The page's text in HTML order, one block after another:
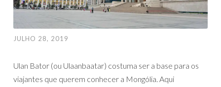
JULHO 28, 2019
Ulan Bator (ou Ulaanbaatar) costuma ser a base para os
viajantes que querem conhecer a Mongólia. Aqui